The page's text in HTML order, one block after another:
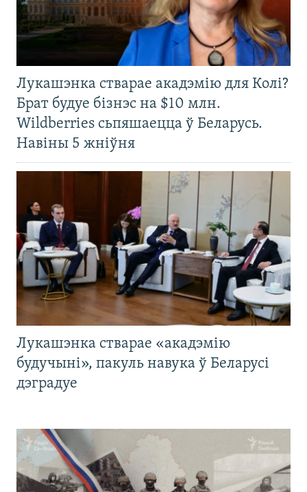
Лукашэнка стварае акадэмію для Колі?
Брат будуе бізнэс на $10 млн.
Wildberries сьпяшаецца ў Беларусь.
Навіны 5 жніўня
Лукашэнка стварае «акадэмію
будучыні», пакуль навука ў Беларусі
дэградуе